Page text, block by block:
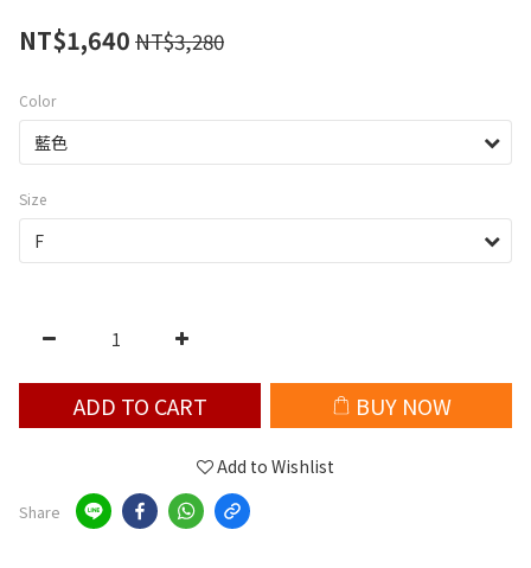
NT$1,640 NT$3,280
Color
Size
ADD TO CART BUY NOW
Add to Wishlist
Share